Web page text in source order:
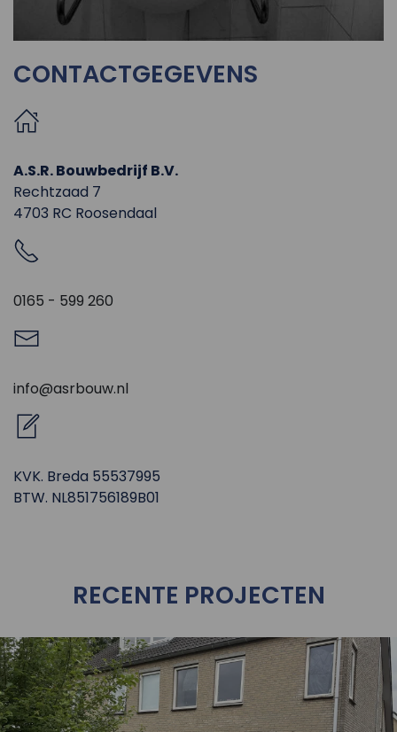
CONTACTGEGEVENS
A.S.R. Bouwbedrijf B.V.
Rechtzaad 7
4703 RC Roosendaal
0165 - 599 260
info@asrbouw.nl
KVK. Breda 55537995
BTW. NL851756189B01
RECENTE PROJECTEN